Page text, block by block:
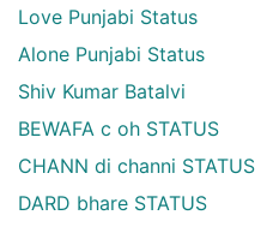
Love Punjabi Status
Alone Punjabi Status
Shiv Kumar Batalvi
BEWAFA c oh STATUS
CHANN di channi STATUS
DARD bhare STATUS